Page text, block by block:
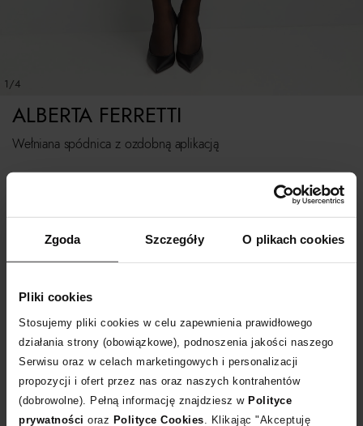
Zgoda Szczegóły O plikach cookies
Pliki cookies
Stosujemy pliki cookies w celu zapewnienia prawidłowego
działania strony (obowiązkowe), podnoszenia jakości naszego
Serwisu oraz w celach marketingowych i personalizacji
propozycji i ofert przez nas oraz naszych kontrahentów
(dobrowolne). Pełną informację znajdziesz w Polityce
prywatności oraz Polityce Cookies . Klikając "Akceptuję
1/4
Wełniana spódnica z ozdobną aplikacją
ALBERTA FERRETTI
POWIADOM O DOSTAWIE
Dostawa od 0 zł
14 dni na zwrot towaru